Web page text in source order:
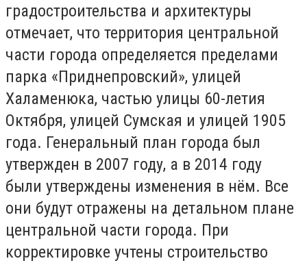
градостроительства и архитектуры
отмечает, что территория центральной
части города определяется пределами
парка «Приднепровский», улицей
Халаменюка, частью улицы 60-летия
Октября, улицей Сумская и улицей 1905
года. Генеральный план города был
утвержден в 2007 году, а в 2014 году
были утверждены изменения в нём. Все
они будут отражены на детальном плане
центральной части города. При
корректировке учтены строительство